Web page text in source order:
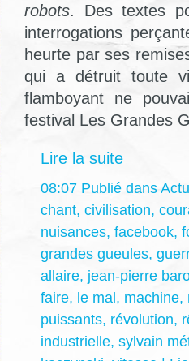
robots. Des textes
interrogations
heurte par ses
qui a détruit toute
flamboyant ne
festival Les Grandes
Lire la suite
08:07 Publié dans
chant, civilisation,
nuisances, facebook,
grandes gueules,
allaire, jean-pierre
faire, le mal, machine,
puissants, révolution,
industrielle, sylvain